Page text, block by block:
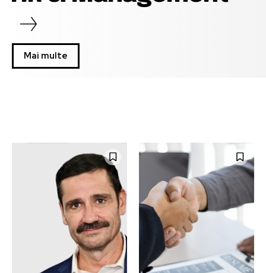
Mai multe